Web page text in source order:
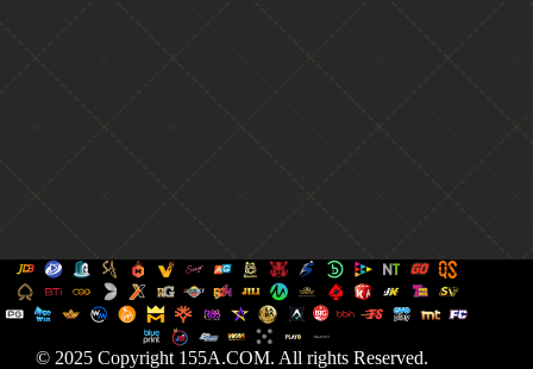
© 2025 Copyright 155A.COM. All rights Reserved.